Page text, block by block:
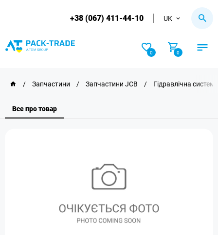
+38 (067) 411-44-10 UK
0 0
/ Запчастини / Запчастини JCB / Гідравлічна система
Все про товар